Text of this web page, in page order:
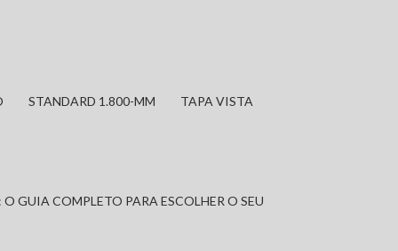
STANDARD 1.800-MM TAPA VISTA
GUIA COMPLETO PARA ESCOLHER O SEU